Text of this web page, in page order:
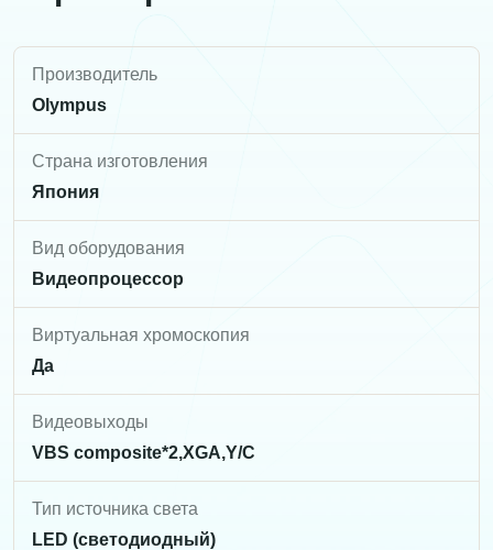
Производитель
Olympus
Страна изготовления
Япония
Вид оборудования
Видеопроцессор
Виртуальная хромоскопия
Да
Видеовыходы
VBS composite*2,XGA,Y/C
Тип источника света
LED (светодиодный)